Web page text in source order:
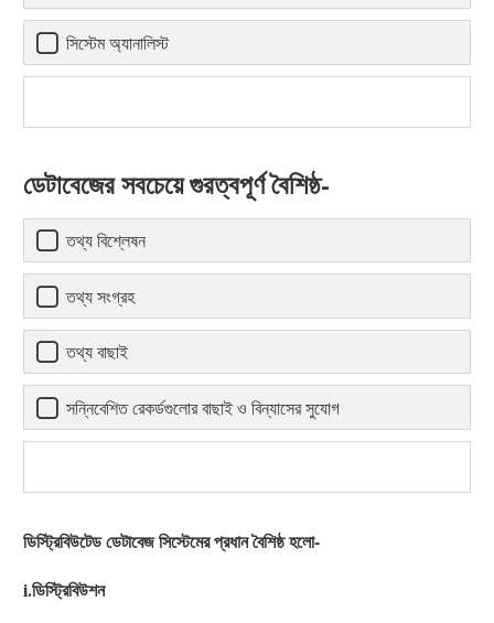
সিস্টেম অ্যানালিস্ট
ডেটাবেজের সবচেয়ে গুরত্বপূর্ণ বৈশিষ্ঠ-
তথ্য বিশ্লেষন
তথ্য সংগ্রহ
তথ্য বাছাই
সন্নিবেশিত রেকর্ডগুলোর বাছাই ও বিন্যাসের সুযোগ
ডিস্ট্রিবিউটেড ডেটাবেজ সিস্টেমের প্রধান বৈশিষ্ঠ হলো-
i.ডিস্ট্রিবিউশন